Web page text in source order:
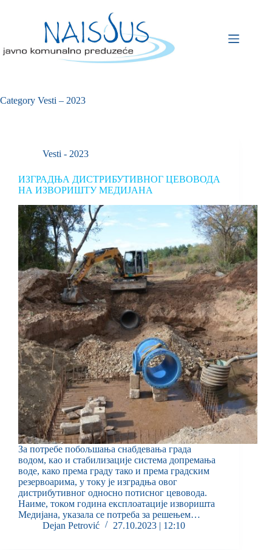
Category Vesti – 2023
Vesti - 2023
ИЗГРАДЊА ДИСТРИБУТИВНОГ ЦЕВОВОДА
НА ИЗВОРИШТУ МЕДИЈАНА
За потребе побољшања снабдевања града
водом, као и стабилизације система допремања
воде, како према граду тако и према градским
резервоарима, у току је изградња овог
дистрибутивног односно потисног цевовода.
Наиме, током година експлоатације изворишта
Медијана, указала се потреба за решењем…
Dejan Petrović
27.10.2023 | 12:10